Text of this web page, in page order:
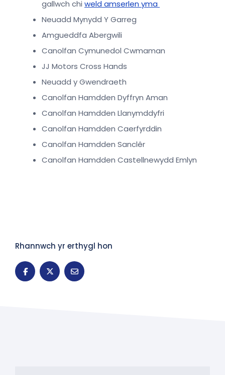
gallwch chi weld amserlen yma
Neuadd Mynydd Y Garreg
Amgueddfa Abergwili
Canolfan Cymunedol Cwmaman
JJ Motors Cross Hands
Neuadd y Gwendraeth
Canolfan Hamdden Dyffryn Aman
Canolfan Hamdden Llanymddyfri
Canolfan Hamdden Caerfyrddin
Canolfan Hamdden Sanclêr
Canolfan Hamdden Castellnewydd Emlyn
Rhannwch yr erthygl hon